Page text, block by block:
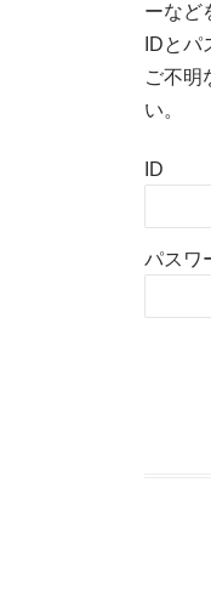
ーなど
IDとパ
ご不明
い。
ID
パスワ